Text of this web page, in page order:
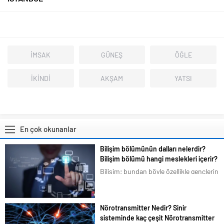
İMSAK GÜNEŞ ÖĞLE
İKİNDİ AKŞAM YATSI
En çok okunanlar
Bilişim bölümünün dalları nelerdir?
Bilişim bölümü hangi meslekleri içerir?
Bilişim; bundan böyle özellikle gençlerin
en basit bir şeyi bile akıllı telefonlarımız
üzerindeki uygulamalardan...
Nörotransmitter Nedir? Sinir
sisteminde kaç çeşit Nörotransmitter